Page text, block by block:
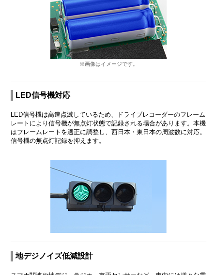
※画像はイメージです。
LED信号機対応
LED信号機は高速点滅しているため、ドライブレコーダーのフレーム
レートにより信号機が無点灯状態で記録される場合があります。本機
はフレームレートを適正に調整し、西日本・東日本の周波数に対応。
信号機の無点灯記録を抑えます。
地デジノイズ低減設計